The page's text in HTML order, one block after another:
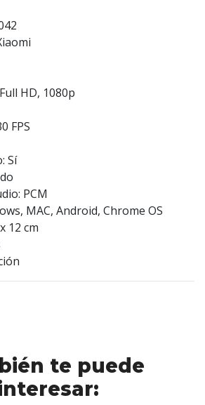
HD, 1080p
FPS
Sí
PCM
MAC, Android, Chrome OS
12 cm
te puede